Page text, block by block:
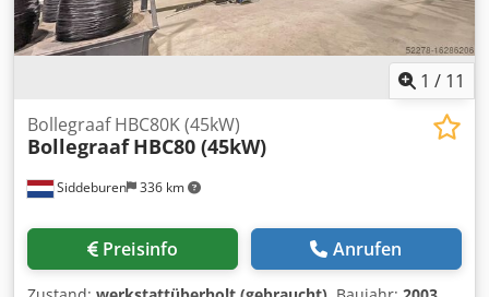
1 / 11
Siddeburen 336 km
Bollegraaf HBC80K (45kW)
Bollegraaf HBC80 (45kW)
Preisinfo Anrufen